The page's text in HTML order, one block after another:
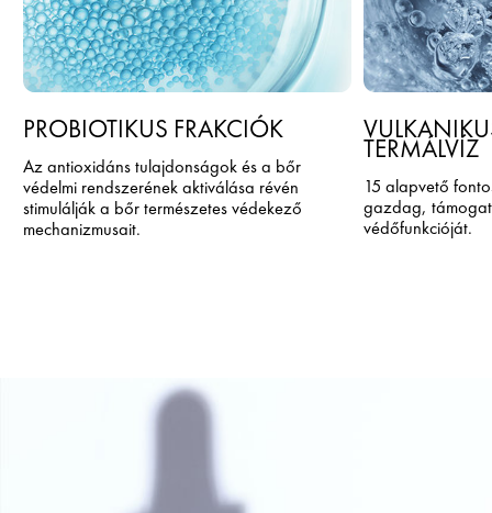
PROBIOTIKUS FRAKCIÓK
Az antioxidáns tulajdonságok és a bőr
védelmi rendszerének aktiválása révén
stimulálják a bőr természetes védekező
mechanizmusait.
TERMÁLVÍZ
15 alapvető
gazdag,
védőfunkcióját.